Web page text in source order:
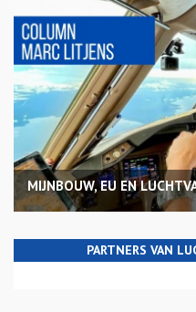
MIJNBOUW, EU EN
PARTNERS VAN